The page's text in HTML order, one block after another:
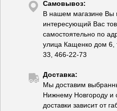
Самовывоз:
В нашем магазине Вы
интересующий Вас
самостоятельно по
улица Кащенко дом
33, 466-22-73
Доставка:
Мы доставим
Нижнему Новгороду и
доставки зависит от